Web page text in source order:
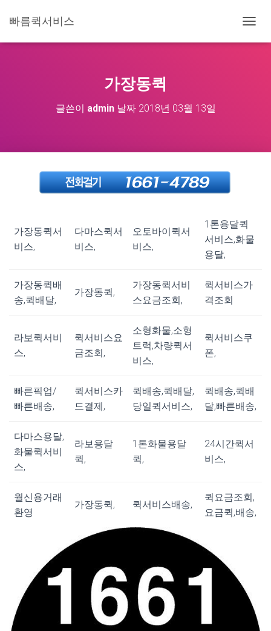
빠름퀵서비스
비
가장동퀵
글쓴이 admin날짜 2018년 03월 13일
가장동퀵서
비스,
다마스퀵서
비스,
오토바이퀵서
비스,
1톤용달퀵
서비스,화물
용달,
가장동퀵배
송,퀵배달,
가장동퀵,
가장동퀵서비
스요금조회,
퀵서비스가
격조회
라보퀵서비
스,
퀵서비스요
금조회,
소형화물,소형
트럭,차량퀵서
비스,
퀵서비스쿠
폰,
빠른픽업/
빠른배송,
퀵서비스카
드결제,
퀵배송,퀵배달,
당일퀵서비스,
퀵배송,퀵배
달,빠른배송,
다마스용달,
화물퀵서비
스,
라보용달
퀵,
1톤화물용달
퀵,
24시간퀵서
비스,
월신용거래
환영
가장동퀵, 퀵서비스배송,
퀵요금조회,
요금퀵,배송,